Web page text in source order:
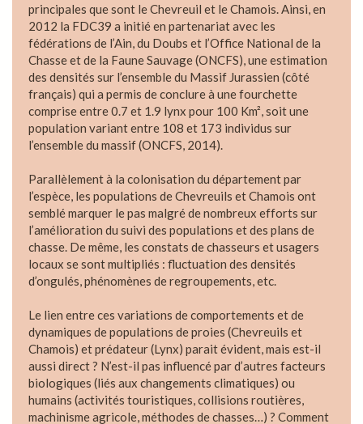
principales que sont le Chevreuil et le Chamois. Ainsi, en
2012 la FDC39 a initié en partenariat avec les
fédérations de l’Ain, du Doubs et l’Office National de la
Chasse et de la Faune Sauvage (ONCFS), une estimation
des densités sur l’ensemble du Massif Jurassien (côté
français) qui a permis de conclure à une fourchette
comprise entre 0.7 et 1.9 lynx pour 100 Km², soit une
population variant entre 108 et 173 individus sur
l’ensemble du massif (ONCFS, 2014).
Parallèlement à la colonisation du département par
l’espèce, les populations de Chevreuils et Chamois ont
semblé marquer le pas malgré de nombreux efforts sur
l’amélioration du suivi des populations et des plans de
chasse. De même, les constats de chasseurs et usagers
locaux se sont multipliés : fluctuation des densités
d’ongulés, phénomènes de regroupements, etc.
Le lien entre ces variations de comportements et de
dynamiques de populations de proies (Chevreuils et
Chamois) et prédateur (Lynx) parait évident, mais est-il
aussi direct ? N’est-il pas influencé par d’autres facteurs
biologiques (liés aux changements climatiques) ou
humains (activités touristiques, collisions routières,
machinisme agricole, méthodes de chasses…) ? Comment